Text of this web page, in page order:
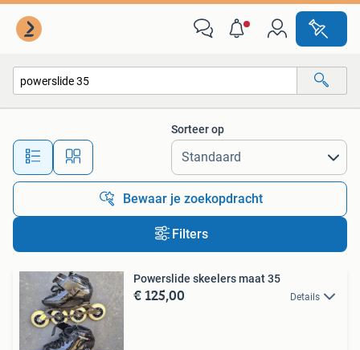
Alle afstanden…
Sorteer op
Bewaar je zoekopdracht
Filters
Powerslide skeelers maat 35
€ 125,00 Details